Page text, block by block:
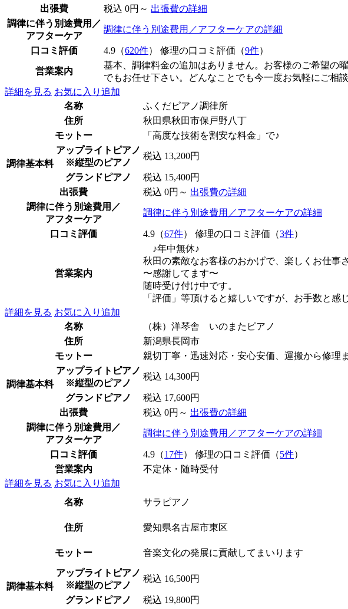
出張費 税込 0円～ 出張費の詳細
調律に伴う別途費用／
アフターケア
調律に伴う別途費用／アフターケアの詳細
口コミ評価 4.9（620件） 修理の口コミ評価（9件）
営業案内
基本、調律料金の追加はありません。お客様のご希望の
でもお任せ下さい。どんなことでも今一度お気軽にご相談
詳細を見る お気に入り追加
名称
ふくだピアノ調律所
住所
秋田県秋田市保戸野八丁
モットー
「高度な技術を割安な料金」で♪
調律基本料
アップライトピアノ
※縦型のピアノ
税込 13,200円
グランドピアノ
税込 15,400円
出張費
税込 0円～ 出張費の詳細
調律に伴う別途費用／
アフターケア
調律に伴う別途費用／アフターケアの詳細
口コミ評価 4.9（67件） 修理の口コミ評価（3件）
営業案内
♪年中無休♪
秋田の素敵なお客様のおかげで、楽しくお仕事
〜感謝してます〜
随時受け付け中です。
「評価」等頂けると嬉しいですが、お手数と
詳細を見る お気に入り追加
名称
（株）洋琴舎 いのまたピアノ
住所
新潟県長岡市
モットー
親切丁寧・迅速対応・安心安価、運搬から修理
調律基本料
アップライトピアノ
※縦型のピアノ
税込 14,300円
グランドピアノ
税込 17,600円
出張費
税込 0円～ 出張費の詳細
調律に伴う別途費用／
アフターケア
調律に伴う別途費用／アフターケアの詳細
口コミ評価 4.9（17件） 修理の口コミ評価（5件）
営業案内
不定休・随時受付
詳細を見る お気に入り追加
名称
サラピアノ
住所 愛知県名古屋市東区
モットー 音楽文化の発展に貢献してまいります
調律基本料
アップライトピアノ
※縦型のピアノ
税込 16,500円
グランドピアノ
税込 19,800円